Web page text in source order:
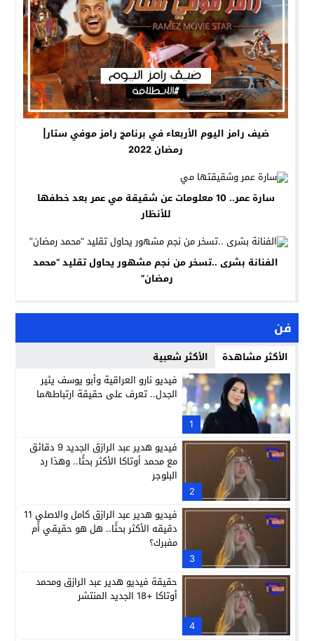
ضيف رامز اليوم الأربعاء في برنامج رامز موفي ستار|
رمضان 2022
سارة عمر.. 10 معلومات عن شقيقة مي عمر بعد خطفها
للأنظار
الفنانة بشرى ..تسخر من نجم مشهور يحاول تقليد “محمد
رمضان”
فن
الأكثر مشاهدة الأكثر شعبية
1
فيديو نارو العراقية وأبو يوسف يثير
الجدل.. تعرف على حقيقة ارتباطهما
2
فيديو هدير عبد الرازق الجديد 9 دقائق
مع محمد أوتاكا الأكثر بحثًا.. وهذا رد
البلوجر
3
فيديو هدير عبد الرازق كامل والاصلي 11
دقيقه الأكثر بحثًا.. هل هو حقيقي أم
مفبرك؟
4
حقيقة فيديو هدير عبد الرازق ومحمد
أوتاكا +18 الجديد المنتشر